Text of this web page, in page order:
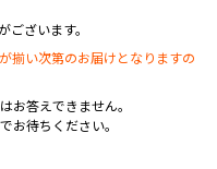
ございます。
揃い次第のお届けとなりますの
お答えできません。
お待ちください。